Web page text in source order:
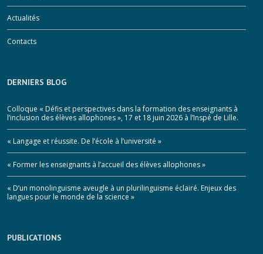
Actualités
Contacts
DERNIERS BLOG
Colloque « Défis et perspectives dans la formation des enseignants à
l’inclusion des élèves allophones », 17 et 18 juin 2026 à l’Inspé de Lille.
« Langage et réussite. De l’école à l’université »
« Former les enseignants à l’accueil des élèves allophones »
« D’un monolinguisme aveugle à un plurilinguisme éclairé. Enjeux des
langues pour le monde de la science »
PUBLICATIONS